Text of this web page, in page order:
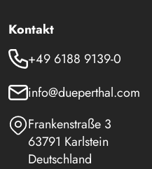
Kontakt
+49 6188 9139-0
info@dueperthal.com
Frankenstraße 3
63791 Karlstein
Deutschland